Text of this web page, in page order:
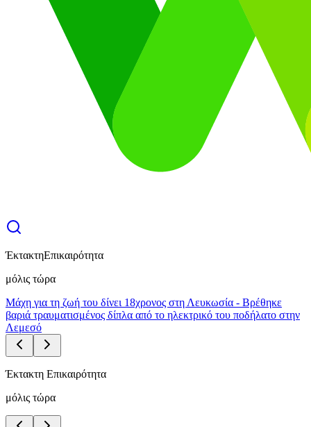
ΈκτακτηΕπικαιρότητα
μόλις τώρα
Μάχη για τη ζωή του δίνει 18χρονος στη Λευκωσία - Βρέθηκε
βαριά τραυματισμένος δίπλα από το ηλεκτρικό του ποδήλατο στην
Λεμεσό
Έκτακτη Επικαιρότητα
μόλις τώρα